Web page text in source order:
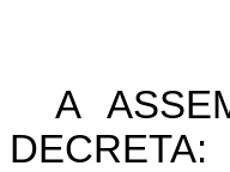
A
DECRETA: